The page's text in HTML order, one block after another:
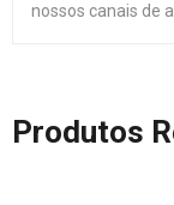
nossos canais de
Produtos